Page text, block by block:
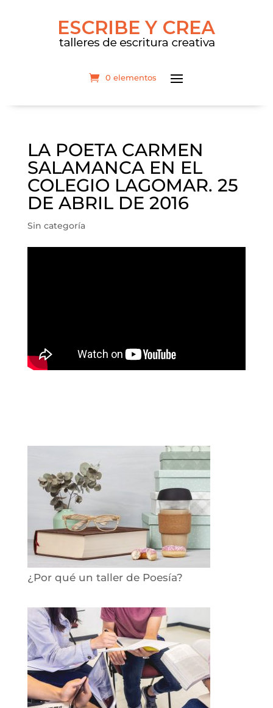
0 elementos
LA POETA CARMEN
SALAMANCA EN EL
COLEGIO LAGOMAR. 25
DE ABRIL DE 2016
Sin categoría
¿Por qué un taller de Poesía?